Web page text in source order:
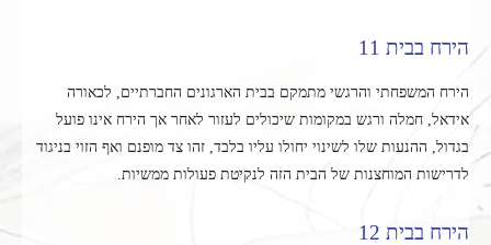
הירח בבית 11
הירח המשפחתי והרגשי מתמקם בבית הארגונים החברתיים, לכאורה
אידאל, חמלה ורגש במקומות שיכולים לעזור לאחר אך הירח אינו פועל
בגדול, ההנעות שלו לשינוי יחולו עליו בלבד, זהו צד מופנם ואף הזוי בניגוד
לדרישות המוחצנות של הבית הזה לנקיטת פעולות ממשיות.
הירח בבית 12